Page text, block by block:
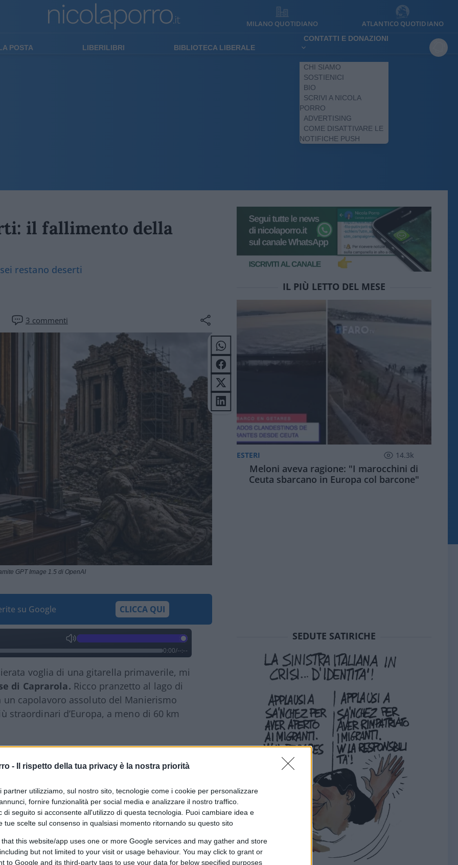
- Il rispetto della tua privacy è la nostra priorità
partner utilizziamo, sul nostro sito, tecnologie come i cookie per personalizzare
fornire funzionalità per social media e analizzare il nostro traffico.
di seguito si acconsente all'utilizzo di questa tecnologia. Puoi cambiare idea e
tue scelte sul consenso in qualsiasi momento ritornando su questo sito
that this website/app uses one or more Google services and may gather and store
but not limited to your visit or usage behaviour. You may click to grant or
to Google and its third-party tags to use your data for below specified purposes
MILANO QUOTIDIANO ATLANTICO QUOTIDIANO
POSTA LIBERILIBRI BIBLIOTECA LIBERALE
CONTATTI E DONAZIONI
CHI SIAMO
SOSTIENICI
BIO
SCRIVI A NICOLA
PORRO
ADVERTISING
COME DISATTIVARE LE
NOTIFICHE PUSH
il fallimento della
restano deserti
3 commenti
GPT Image 1.5 di OpenAI
su Google CLICCA QUI
0:00/--:--
voglia di una gitarella primaverile, mi
di Caprarola. Ricco pranzetto al lago di
capolavoro assoluto del Manierismo
d’Europa, a meno di 60 km
tre addetti tra biglietteria e strappo,
terra è chiuso per l’80% , al netto di due
sulle pareti. Non demordiamo,
incredibile di architettura, che
inferiore inaccessibile. Saliamo al
appesa e ben avvizzita, illuminazione
pubblico, qua e là un inserviente.
IL PIÙ LETTO DEL MESE
ESTERI 14.3k
Meloni aveva ragione: "I marocchini di
Ceuta sbarcano in Europa col barcone"
SEDUTE SATIRICHE